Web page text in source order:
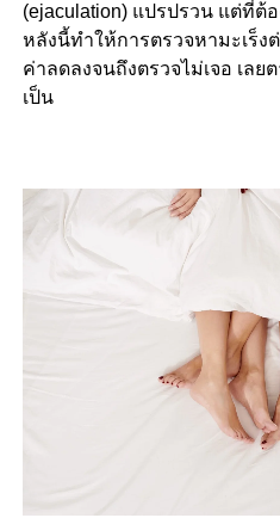
(ejaculation) แปรปรวน แต่ที่ต้
หลังนี้ทำให้การตรวจหามะเร็
ค่าลดลงจนถึงตรวจไม่เจอ เลย
เป็น